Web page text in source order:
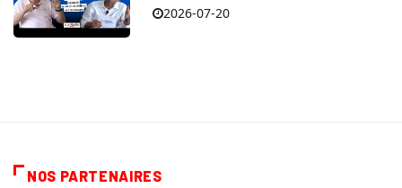
2026-07-20
NOS PARTENAIRES